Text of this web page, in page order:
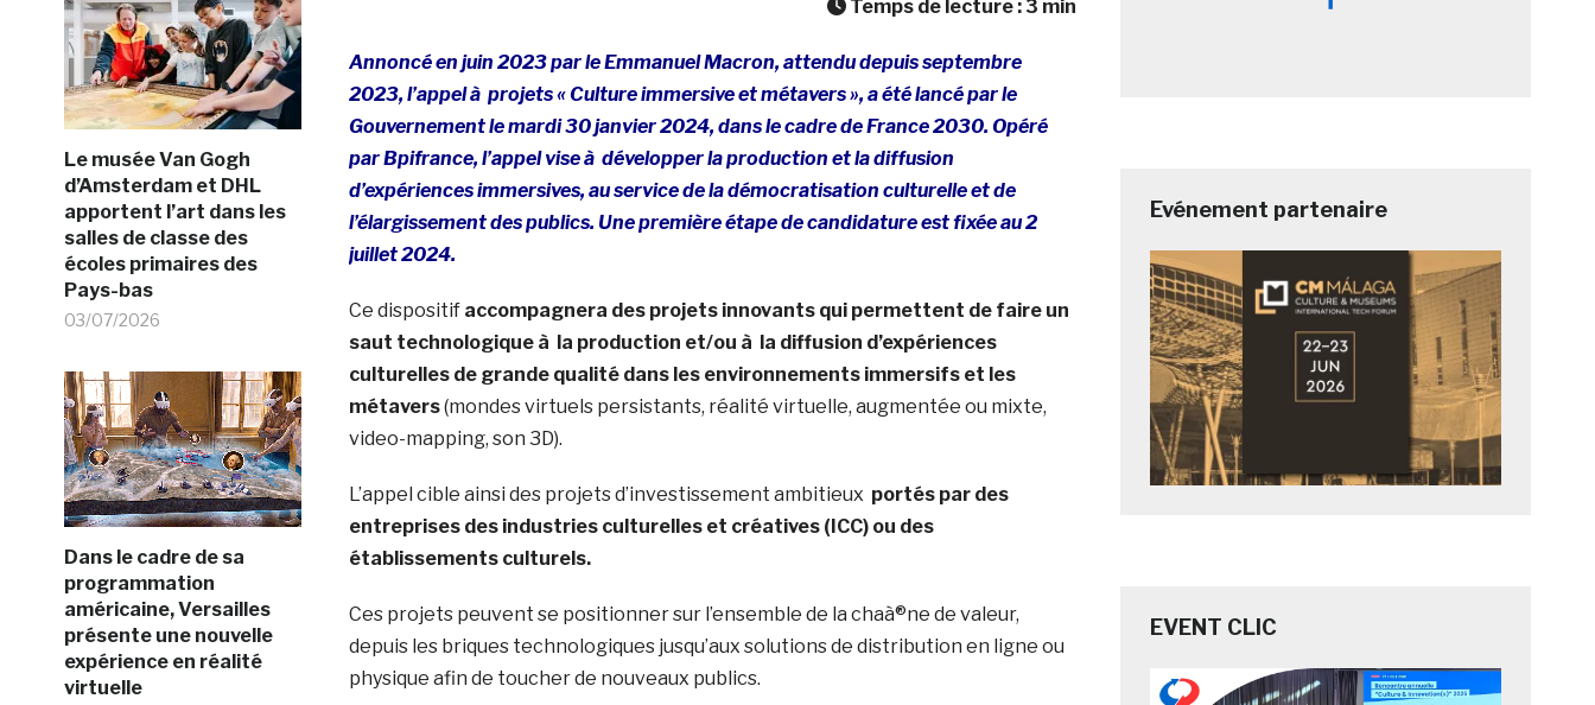
Le musée Van Gogh
d’Amsterdam et DHL
apportent l’art dans les
salles de classe des
écoles primaires des
Pays-bas
03/07/2026
Dans le cadre de sa
programmation
américaine, Versailles
présente une nouvelle
expérience en réalité
virtuelle
Temps de lecture : 3 min
Annoncé en juin 2023 par le Emmanuel Macron, attendu depuis septembre
2023, l’appel à projets « Culture immersive et métavers », a été lancé par le
Gouvernement le mardi 30 janvier 2024, dans le cadre de France 2030. Opéré
par Bpifrance, l’appel vise à développer la production et la diffusion
d’expériences immersives, au service de la démocratisation culturelle et de
l’élargissement des publics. Une première étape de candidature est fixée au 2
juillet 2024.
Ce dispositif accompagnera des projets innovants qui permettent de faire un
saut technologique à la production et/ou à la diffusion d’expériences
culturelles de grande qualité dans les environnements immersifs et les
métavers(mondes virtuels persistants, réalité virtuelle, augmentée ou mixte,
video-mapping, son 3D).
L’appel cible ainsi des projets d’investissement ambitieux portés par des
entreprises des industries culturelles et créatives (ICC) ou des
établissements culturels.
Ces projets peuvent se positionner sur l’ensemble de la chaà®ne de valeur,
depuis les briques technologiques jusqu’aux solutions de distribution en ligne ou
physique afin de toucher de nouveaux publics.
Evénement partenaire
EVENT CLIC